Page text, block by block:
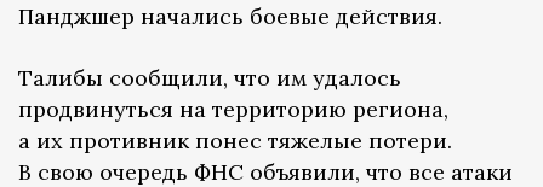
Панджшер начались боевые действия.
Талибы сообщили, что им удалось
продвинуться на территорию региона,
а их противник понес тяжелые потери.
В свою очередь ФНС объявили, что все атаки